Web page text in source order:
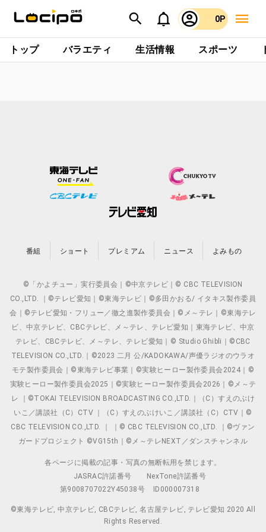
0P
トップ バラエティ 生活情報 スポーツ
番組 ショート プレミアム ニュース よみもの
©「かよチュー」実行委員会｜©中京テレビ｜© CBC TELEVISION
CO.,LTD. ｜©テレビ愛知｜©東海テレビ｜©多田かおる/ イタキス製作委員
会｜©テレビ愛知・フリュー／徹之進製作委員会｜©メ～テレ｜©東海テレ
ビ、中京テレビ、CBCテレビ、メ～テレ、テレビ愛知｜東海テレビ、中京
テレビ、CBCテレビ、メ～テレ、テレビ愛知｜© Studio Ghibli｜©CBC
TELEVISION CO.,LTD.｜©2023 二月 公/KADOKAWA/声優ラジオのウラオ
モテ製作委員会｜©東海テレビ事業｜©実験ヒーロー製作委員会2024｜©
実験ヒーロー製作委員会2025｜©実験ヒーロー製作委員会2026｜©メ～テ
レ ｜©TOKAI TELEVISION BROADCASTING CO.,LTD.｜（C）すえのぶけ
いこ／講談社（C）CTV ｜（C）すえのぶけいこ／講談社（C）CTV｜©
CBC TELEVISION CO.,LTD. ｜ ｜© CBC TELEVISION CO.,LTD. ｜©ヴァン
ガードプロジェクト ©VG15th｜©メ～テレNEXT／ダンスチャンネル
各ページに掲載の記事・写真の無断転用を禁じます。
JASRAC許諾番号
NexTone許諾番号
第9008707022Y45038号
ID000007318
©東海テレビ, 中京テレビ, CBCテレビ, 名古屋テレビ, テレビ愛知 2020 All
Rights Reserved.